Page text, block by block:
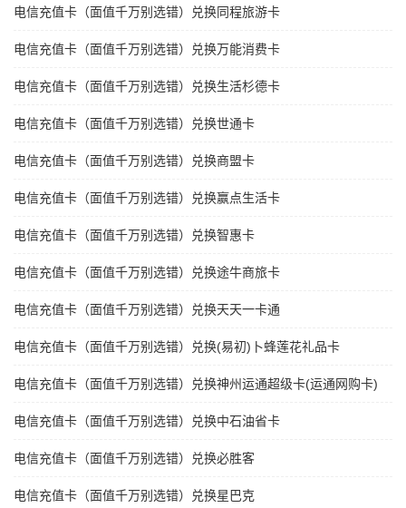
电信充值卡（面值千万别选错）兑换同程旅游卡
电信充值卡（面值千万别选错）兑换万能消费卡
电信充值卡（面值千万别选错）兑换生活杉德卡
电信充值卡（面值千万别选错）兑换世通卡
电信充值卡（面值千万别选错）兑换商盟卡
电信充值卡（面值千万别选错）兑换赢点生活卡
电信充值卡（面值千万别选错）兑换智惠卡
电信充值卡（面值千万别选错）兑换途牛商旅卡
电信充值卡（面值千万别选错）兑换天天一卡通
电信充值卡（面值千万别选错）兑换(易初)卜蜂莲花礼品卡
电信充值卡（面值千万别选错）兑换神州运通超级卡(运通网购卡)
电信充值卡（面值千万别选错）兑换中石油省卡
电信充值卡（面值千万别选错）兑换必胜客
电信充值卡（面值千万别选错）兑换星巴克